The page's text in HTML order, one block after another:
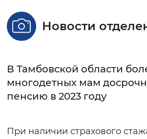
Стандартный
Без засечек
Интервал между
Новости
В Тамбовской области
многодетных мам
пенсию в 2023 году
При наличии страхового